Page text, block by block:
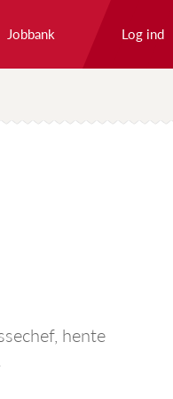
Log ind
Jobbank
hente